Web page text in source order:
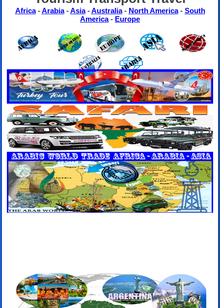
Africa-Arabia-Asia-Australia- North America- South
America- Europe